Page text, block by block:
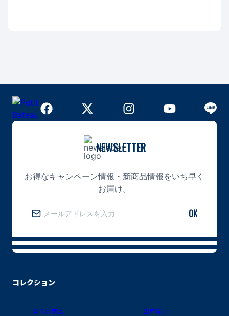
コレクション
全ての商品
出産祝い
NEWSLETTER
お得なキャンペーン情報・新商品情報をいち早く
お届け。
OK